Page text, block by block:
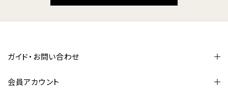
ガイド・お問い合わせ
会員アカウント